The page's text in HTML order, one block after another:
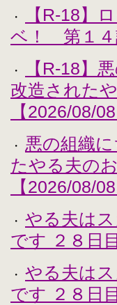
・
【R-18】
ベ！ 第１４
・
【R-18】
改造された
【2026/08/08
・
悪の組織
たやる夫の
【2026/08/08
・
やる夫は
です ２８日
・
やる夫は
です ２８日